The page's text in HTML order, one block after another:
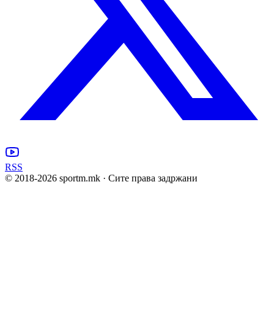
RSS
© 2018-2026 sportm.mk · Сите права задржани